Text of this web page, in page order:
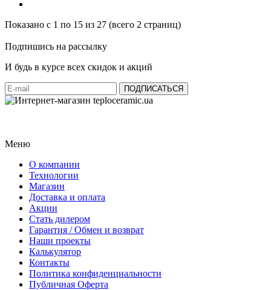
Показано с 1 по 15 из 27 (всего 2 страниц)
Подпишись на рассылку
И будь в курсе всех скидок и акций
Меню
О компании
Технологии
Магазин
Доставка и оплата
Акции
Стать дилером
Гарантия / Обмен и возврат
Наши проекты
Калькулятор
Контакты
Политика конфиденциальности
Публичная Оферта